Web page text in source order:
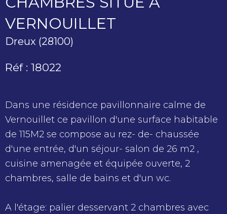
VERNOUILLET
Dreux (28100)
Réf : 18022
Dans une résidence pavillonnaire calme de
Vernouillet ce pavillon d'une surface habitable
de 115M2 se compose au rez- de- chaussée
d'une entrée, d'un séjour- salon de 26 m2 ,
cuisine amenagée et équipée ouverte, 2
chambres, salle de bains et d'un wc.
A l'étage: palier desservant 2 chambres avec